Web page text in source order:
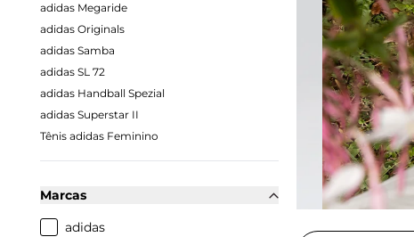
adidas Megaride
adidas Originals
adidas Samba
adidas SL 72
adidas Handball Spezial
adidas Superstar II
Tênis adidas Feminino
Marcas
adidas